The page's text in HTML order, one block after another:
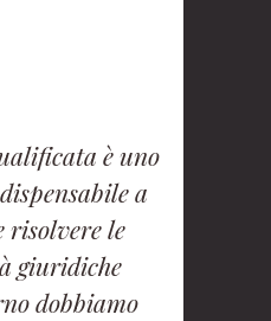
è uno
a
risolvere le
giuridiche
dobbiamo